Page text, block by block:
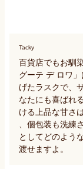
Tacky
百貨店でもお馴
グーテ デ ロワ
げたラスクで、
なたにも喜ばれ
ける上品な甘さ
、個包装も洗練
としてどのよう
渡せますよ。